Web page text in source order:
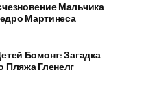
Мальчика
Мартинеса
Бомонт: Загадка
Пляжа Гленелг